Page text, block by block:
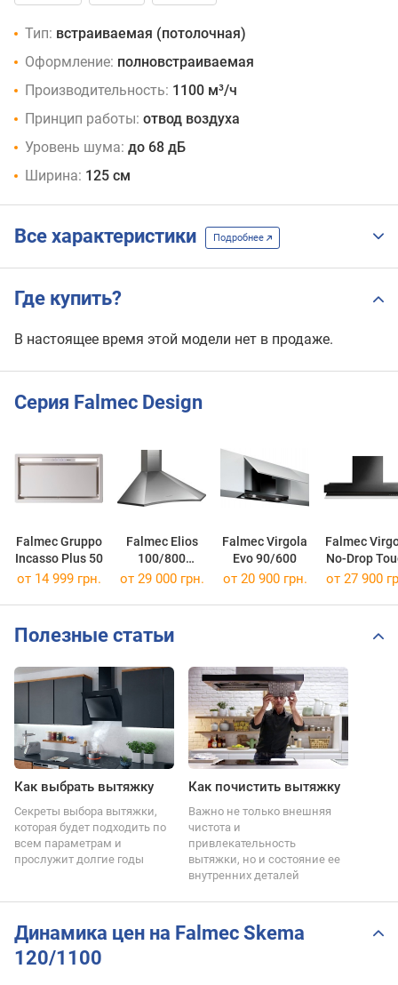
Тип: встраиваемая (потолочная)
Оформление: полновстраиваемая
Производительность: 1100 м³/ч
Принцип работы: отвод воздуха
Уровень шума: до 68 дБ
Ширина: 125 см
Все характеристики Подробнее
Где купить?
В настоящее время этой модели нет в продаже.
Серия Falmec Design
Falmec Gruppo
Incasso Plus 50
Falmec Elios
100/800
Angolo
Falmec Virgola
Evo 90/600
Falmec
No-Drop
60
от 14 999 грн. от 29 000 грн. от 20 900 грн. от 27 900
Полезные статьи
Как выбрать вытяжку
Секреты выбора вытяжки,
которая будет подходить по
всем параметрам и
прослужит долгие годы
Как почистить вытяжку
Важно не только внешняя
чистота и
привлекательность
вытяжки, но и состояние ее
внутренних деталей
Динамика цен на Falmec Skema
120/1100